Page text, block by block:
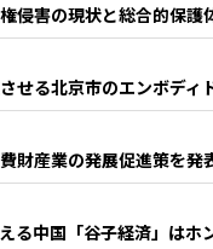
侵害の現状と総合的保護
せる北京市のエンボディ
財産業の発展促進策を発
る中国「谷子経済」はホ